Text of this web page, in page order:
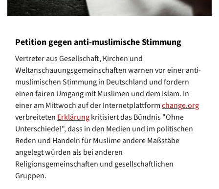
Petition gegen anti-muslimische Stimmung
Vertreter aus Gesellschaft, Kirchen und
Weltanschauungsgemeinschaften warnen vor einer anti-
muslimischen Stimmung in Deutschland und fordern
einen fairen Umgang mit Muslimen und dem Islam. In
einer am Mittwoch auf der Internetplattformchange.org
verbreiteten Erklärungkritisiert das Bündnis "Ohne
Unterschiede!", dass in den Medien und im politischen
Reden und Handeln für Muslime andere Maßstäbe
angelegt würden als bei anderen
Religionsgemeinschaften und gesellschaftlichen
Gruppen.